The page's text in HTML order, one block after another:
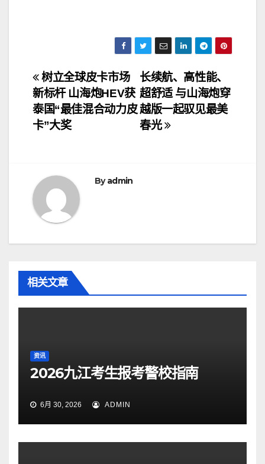
文
章
导
长续航、高性能、
超舒适 与山海炮穿
越版一起驭见最美
春光
树立全球皮卡市场
新标杆 山海炮HEV获
泰国“最佳混合动力皮
卡”大奖
Byadmin
相关文章
资讯
2026九江考生报考警校指南
6月 30, 2026 ADMIN